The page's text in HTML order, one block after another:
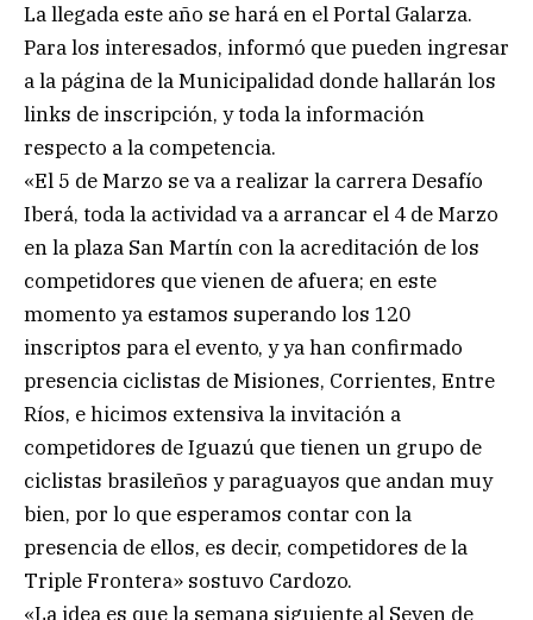
La llegada este año se hará en el Portal Galarza.
Para los interesados, informó que pueden ingresar
a la página de la Municipalidad donde hallarán los
links de inscripción, y toda la información
respecto a la competencia.
«El 5 de Marzo se va a realizar la carrera Desafío
Iberá, toda la actividad va a arrancar el 4 de Marzo
en la plaza San Martín con la acreditación de los
competidores que vienen de afuera; en este
momento ya estamos superando los 120
inscriptos para el evento, y ya han confirmado
presencia ciclistas de Misiones, Corrientes, Entre
Ríos, e hicimos extensiva la invitación a
competidores de Iguazú que tienen un grupo de
ciclistas brasileños y paraguayos que andan muy
bien, por lo que esperamos contar con la
presencia de ellos, es decir, competidores de la
Triple Frontera» sostuvo Cardozo.
«La idea es que la semana siguiente al Seven de